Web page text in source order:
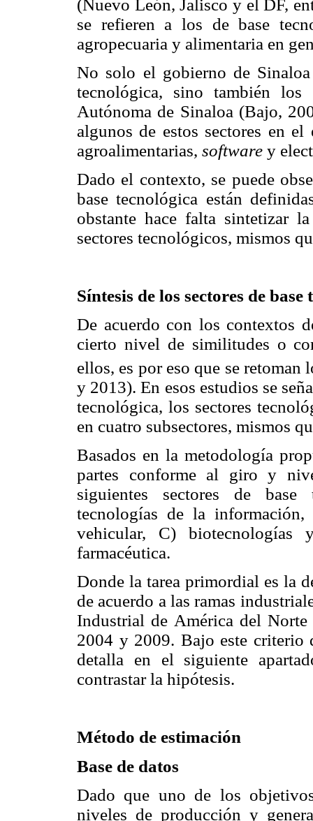
(Nuevo León, Jalisco y el DF,
se refieren a los de base
agropecuaria y alimentaria en
No solo el gobierno de
tecnológica, sino también los
Autónoma de Sinaloa (Bajo,
algunos de estos sectores en
agroalimentarias, software y
Dado el contexto, se puede
base tecnológica están
obstante hace falta sintetizar
sectores tecnológicos, mismos
Síntesis de los sectores de base
De acuerdo con los contextos
cierto nivel de similitudes o
ellos, es por eso que se
y 2013). En esos estudios se
tecnológica, los sectores
en cuatro subsectores, mismos
Basados en la metodología
partes conforme al giro y
siguientes sectores de base
tecnologías de la
vehicular, C)
farmacéutica.
Donde la tarea primordial es la
de acuerdo a las ramas
Industrial de América del
2004 y 2009. Bajo este criterio
detalla en el siguiente
contrastar la hipótesis.
Método de estimación
Base de datos
Dado que uno de los
niveles de producción y